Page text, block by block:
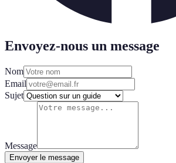
Envoyez-nous un message
Nom
Email
Sujet
Message
Envoyer le message